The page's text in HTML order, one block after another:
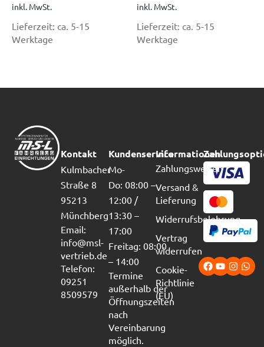
inkl. MwSt.
Lieferzeit: ca. 5-15
Werktage
inkl. MwSt.
Lieferzeit: ca. 5-15
Werktage
Kontakt
Kulmbacher
Straße 8
95213
Münchberg
Email:
info@msl-
vertrieb.de
Telefon:
09251
8509579
Kundenservice
Mo-
Do: 08:00 –
12:00 /
13:30 –
17:00
Freitag: 08:00
– 14:00
Termine
außerhalb der
Öffnungszeiten
nach
Vereinbarung
möglich.
Informationen
Zahlungsweisen
Versand &
Lieferung
Widerrufsbelehrung
Vertrag
widerrufen
Cookie-
Richtlinie
(EU)